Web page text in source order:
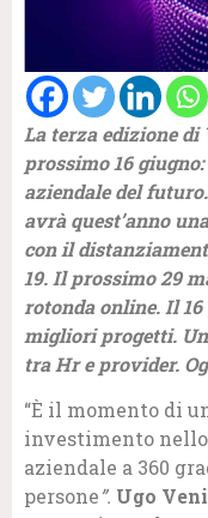
La terza edizione
prossimo 16
aziendale del
avrà quest’anno
con il
19. Il prossimo 29
rotonda online. Il
migliori progetti.
tra Hr e provider.
“È il momento di
investimento
aziendale a 360
persone”. Ugo